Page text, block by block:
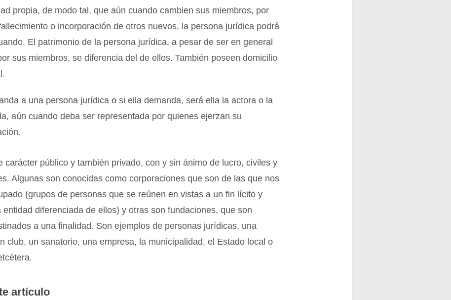
propia, de modo tal, que aún cuando cambien sus miembros, por
o incorporación de otros nuevos, la persona jurídica podrá
El patrimonio de la persona jurídica, a pesar de ser en general
sus miembros, se diferencia del de ellos. También poseen domicilio
a una persona jurídica o si ella demanda, será ella la actora o la
aún cuando deba ser representada por quienes ejerzan su
carácter público y también privado, con y sin ánimo de lucro, civiles y
Algunas son conocidas como corporaciones que son de las que nos
(grupos de personas que se reúnen en vistas a un fin lícito y
entidad diferenciada de ellos) y otras son fundaciones, que son
a una finalidad. Son ejemplos de personas jurídicas, una
club, un sanatorio, una empresa, la municipalidad, el Estado local o
artículo